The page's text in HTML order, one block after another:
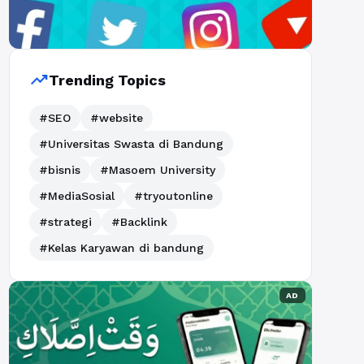
trending_upTrending Topics
#SEO
#website
#Universitas Swasta di Bandung
#bisnis
#Masoem University
#MediaSosial
#tryoutonline
#strategi
#Backlink
#Kelas Karyawan di bandung
AD